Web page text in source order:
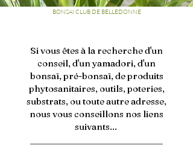
BONSAI CLUB DE BELLEDONNE
Si vous êtes à la recherche d'un
conseil, d'un yamadori, d'un
bonsaï, pré-bonsaï, de produits
phytosanitaires, outils, poteries,
substrats, ou toute autre adresse,
nous vous conseillons nos liens
suivants...